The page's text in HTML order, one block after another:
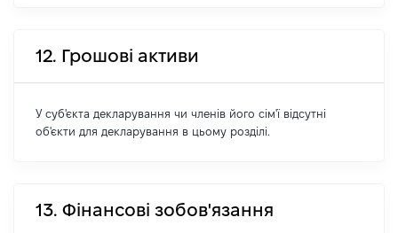
12. Грошові активи
У суб'єкта декларування чи членів його сім'ї відсутні
об'єкти для декларування в цьому розділі.
13. Фінансові зобов'язання